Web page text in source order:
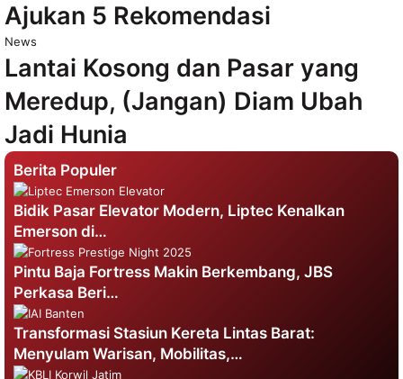
Ajukan 5 Rekomendasi
News
Lantai Kosong dan Pasar yang
Meredup, (Jangan) Diam Ubah
Jadi Hunia
Berita Populer
Bidik Pasar Elevator Modern, Liptec Kenalkan
Emerson di…
Pintu Baja Fortress Makin Berkembang, JBS
Perkasa Beri…
Transformasi Stasiun Kereta Lintas Barat:
Menyulam Warisan, Mobilitas,…